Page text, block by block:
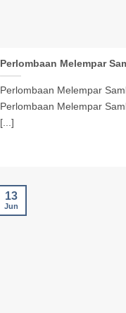
Perlombaan Melempar
Perlombaan Melempar
Perlombaan Melempar
[...]
13
Jun